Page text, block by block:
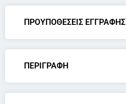
ΠΡΟΥΠΟΘΕΣΕΙΣ ΕΓΓΡΑΦΗΣ
ΠΕΡΙΓΡΑΦΗ